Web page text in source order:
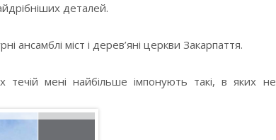
деталей.
ансамблі міст і дерев’яні церкви Закарпаття.
течій мені найбільше імпонують такі, в яких не